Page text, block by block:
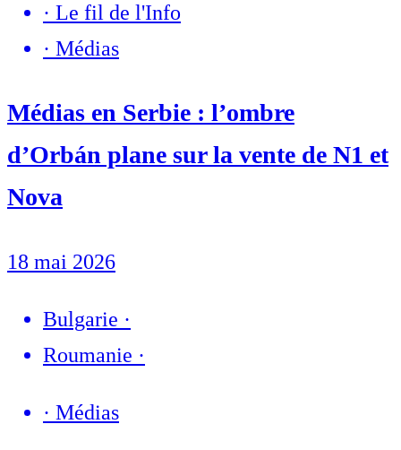
· Le fil de l'Info
· Médias
Médias en Serbie : l’ombre
d’Orbán plane sur la vente de N1 et
Nova
18 mai 2026
Bulgarie ·
Roumanie ·
· Médias